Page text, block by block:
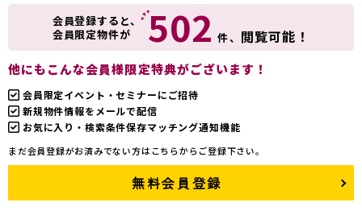
会員登録すると、
会員限定物件が
502 件、 閲覧可能！
他にもこんな会員様限定特典がございます！
会員限定イベント・セミナーにご招待
新規物件情報をメールで配信
お気に入り・検索条件保存マッチング通知機能
まだ会員登録がお済みでない方はこちらからご登録下さい。
無料会員登録